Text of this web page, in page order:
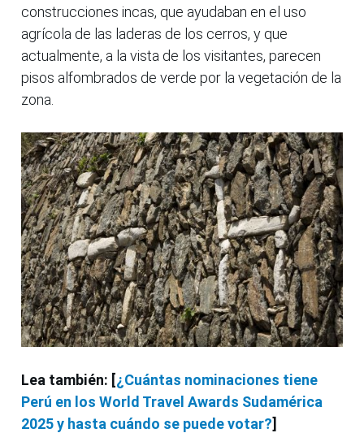
construcciones incas, que ayudaban en el uso
agrícola de las laderas de los cerros, y que
actualmente, a la vista de los visitantes, parecen
pisos alfombrados de verde por la vegetación de la
zona.
Lea también: [¿Cuántas nominaciones tiene
Perú en los World Travel Awards Sudamérica
2025 y hasta cuándo se puede votar?]